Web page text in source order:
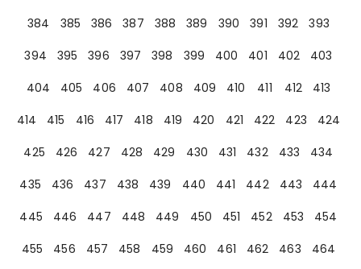
384
385 386 387 388 389 390 391 392
393
394
395 396 397 398 399 400 401 402
403
404
405 406 407 408 409 410 411 412
413
414
415 416 417 418 419 420 421 422 423
424
425
426 427 428 429 430 431 432 433
434
435
436 437 438 439 440 441 442 443
444
445
446 447 448 449 450 451 452 453
454
455
456 457 458 459 460 461 462 463
464